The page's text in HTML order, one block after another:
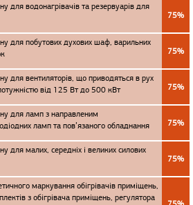
для водонагрівачів та резервуарів для
75%
для побутових духових шаф, варильних
75%
для вентиляторів, що приводяться в рух
від 125 Вт до 500 кВт
75%
для ламп з направленим
ламп та пов’язаного обладнання
75%
для малих, середніх і великих силових
75%
маркування обігрівачів приміщень,
з обігрівача приміщень, регулятора